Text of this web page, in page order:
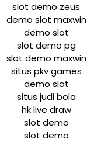
slot demo zeus
demo slot maxwin
demo slot
slot demo pg
slot demo maxwin
situs pkv games
demo slot
situs judi bola
hk live draw
slot demo
slot demo